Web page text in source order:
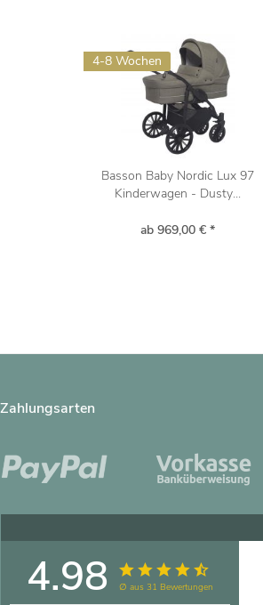
4-8 Wochen
Basson Baby Nordic Lux 97
Kinderwagen - Dusty...
ab 969,00 € *
Zahlungsarten
4.98∅ aus 31 Bewertungen